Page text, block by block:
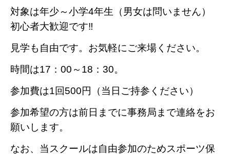
対象は年少～小学4年生（男女は問いません）
初心者大歓迎です‼
見学も自由です。お気軽にご来場ください。
時間は17：00～18：30。
参加費は1回500円（当日ご持参ください）
参加希望の方は前日までに事務局まで連絡をお
願いします。
なお、当スクールは自由参加のためスポーツ保